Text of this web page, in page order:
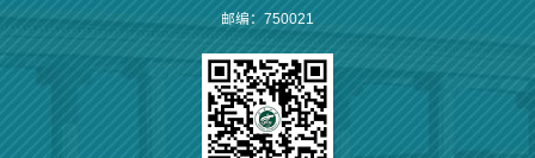
邮编：750021